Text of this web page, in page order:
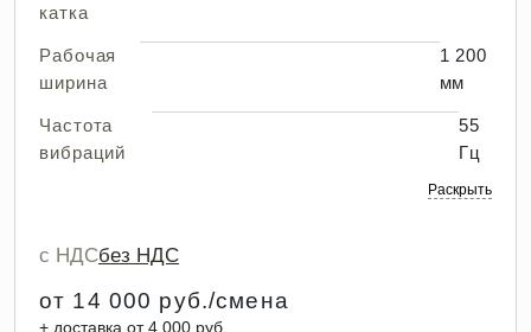
катка
Рабочая
ширина
1 200
мм
Частота
вибраций
55
Гц
Раскрыть
с НДСбез НДС
от 14 000 руб./смена
+ доставка от 4 000 руб.